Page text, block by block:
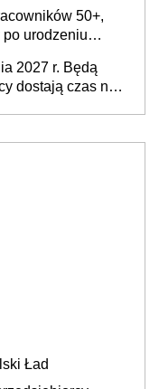
50+,
urodzeniu
na rzecz
2027 r. Będą
dostają czas na
Ład